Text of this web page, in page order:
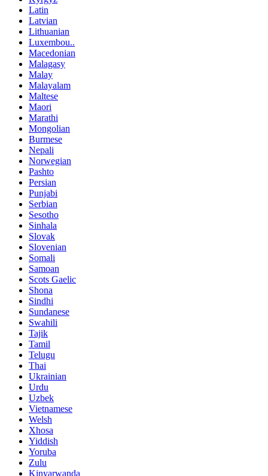
Latin
Latvian
Lithuanian
Luxembou..
Macedonian
Malagasy
Malay
Malayalam
Maltese
Maori
Marathi
Mongolian
Burmese
Nepali
Norwegian
Pashto
Persian
Punjabi
Serbian
Sesotho
Sinhala
Slovak
Slovenian
Somali
Samoan
Scots Gaelic
Shona
Sindhi
Sundanese
Swahili
Tajik
Tamil
Telugu
Thai
Ukrainian
Urdu
Uzbek
Vietnamese
Welsh
Xhosa
Yiddish
Yoruba
Zulu
Kinyarwanda